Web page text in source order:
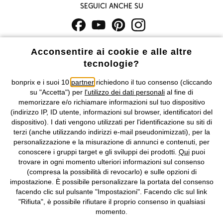
Seguici anche su
costi di servizio.
Condizioni di vendita Accessibilità
Informativa privacy e cookie Gestione dei cookie
Informazioni legali Diritto di recesso
©2026 bonprix.Tutti i diritti riservati.
bonprix S.r.l. con socio unico, sede legale: via Adua 33 - 13855
Valdengo (BI) C.F. 01510910027 - P.I. 01939830020, Reg. Imprese di
Biella n. 01510910027, R.E.A. BI - 171345, N. Reg. Pile:
IT09060P00000858, N. Reg. AEE: IT08020000002105 Capitale
Sociale: euro 1.000.000 i.v, Società soggetta all'attività di direzione
e coordinamento di bonprix Beteiligungs -Verwaltungsgesellschaft
mbH.
Acconsentire ai cookie e alle altre
tecnologie?
bonprix e i suoi 10 partnerrichiedono il tuo consenso (cliccando
su "Accetta") per l'utilizzo dei dati personali al fine di
memorizzare e/o richiamare informazioni sul tuo dispositivo
(indirizzo IP, ID utente, informazioni sul browser, identificatori del
dispositivo). I dati vengono utilizzati per l'identificazione su siti di
terzi (anche utilizzando indirizzi e-mail pseudonimizzati), per la
personalizzazione e la misurazione di annunci e contenuti, per
conoscere i gruppi target e gli sviluppi dei prodotti. Quipuoi
trovare in ogni momento ulteriori informazioni sul consenso
(compresa la possibilità di revocarlo) e sulle opzioni di
impostazione. È possibile personalizzare la portata del consenso
facendo clic sul pulsante "Impostazioni". Facendo clic sul link
"Rifiuta", è possibile rifiutare il proprio consenso in qualsiasi
momento.